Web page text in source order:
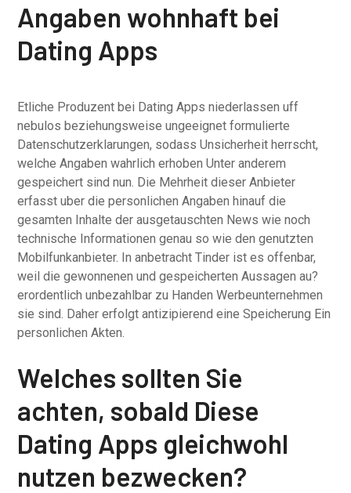
Angaben wohnhaft bei
Dating Apps
Etliche Produzent bei Dating Apps niederlassen uff
nebulos beziehungsweise ungeeignet formulierte
Datenschutzerklarungen, sodass Unsicherheit herrscht,
welche Angaben wahrlich erhoben Unter anderem
gespeichert sind nun. Die Mehrheit dieser Anbieter
erfasst uber die personlichen Angaben hinauf die
gesamten Inhalte der ausgetauschten News wie noch
technische Informationen genau so wie den genutzten
Mobilfunkanbieter. In anbetracht Tinder ist es offenbar,
weil die gewonnenen und gespeicherten Aussagen au?
erordentlich unbezahlbar zu Handen Werbeunternehmen
sie sind. Daher erfolgt antizipierend eine Speicherung Ein
personlichen Akten.
Welches sollten Sie
achten, sobald Diese
Dating Apps gleichwohl
nutzen bezwecken?